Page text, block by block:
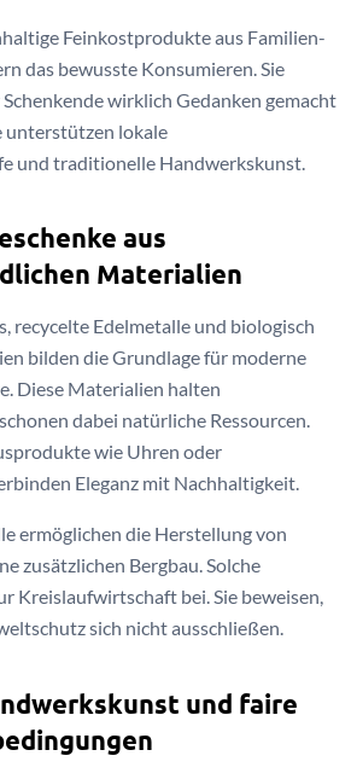
Feinkostprodukte aus Familien-
das bewusste Konsumieren. Sie
Schenkende wirklich Gedanken gemacht
unterstützen lokale
und traditionelle Handwerkskunst.
aus
Materialien
recycelte Edelmetalle und biologisch
bilden die Grundlage für moderne
Diese Materialien halten
dabei natürliche Ressourcen.
wie Uhren oder
Eleganz mit Nachhaltigkeit.
ermöglichen die Herstellung von
zusätzlichen Bergbau. Solche
Kreislaufwirtschaft bei. Sie beweisen,
sich nicht ausschließen.
und faire